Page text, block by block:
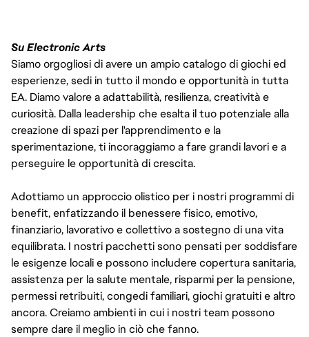
Su Electronic Arts
Siamo orgogliosi di avere un ampio catalogo di giochi ed
esperienze, sedi in tutto il mondo e opportunità in tutta
EA. Diamo valore a adattabilità, resilienza, creatività e
curiosità. Dalla leadership che esalta il tuo potenziale alla
creazione di spazi per l'apprendimento e la
sperimentazione, ti incoraggiamo a fare grandi lavori e a
perseguire le opportunità di crescita.
Adottiamo un approccio olistico per i nostri programmi di
benefit, enfatizzando il benessere fisico, emotivo,
finanziario, lavorativo e collettivo a sostegno di una vita
equilibrata. I nostri pacchetti sono pensati per soddisfare
le esigenze locali e possono includere copertura sanitaria,
assistenza per la salute mentale, risparmi per la pensione,
permessi retribuiti, congedi familiari, giochi gratuiti e altro
ancora. Creiamo ambienti in cui i nostri team possono
sempre dare il meglio in ciò che fanno.